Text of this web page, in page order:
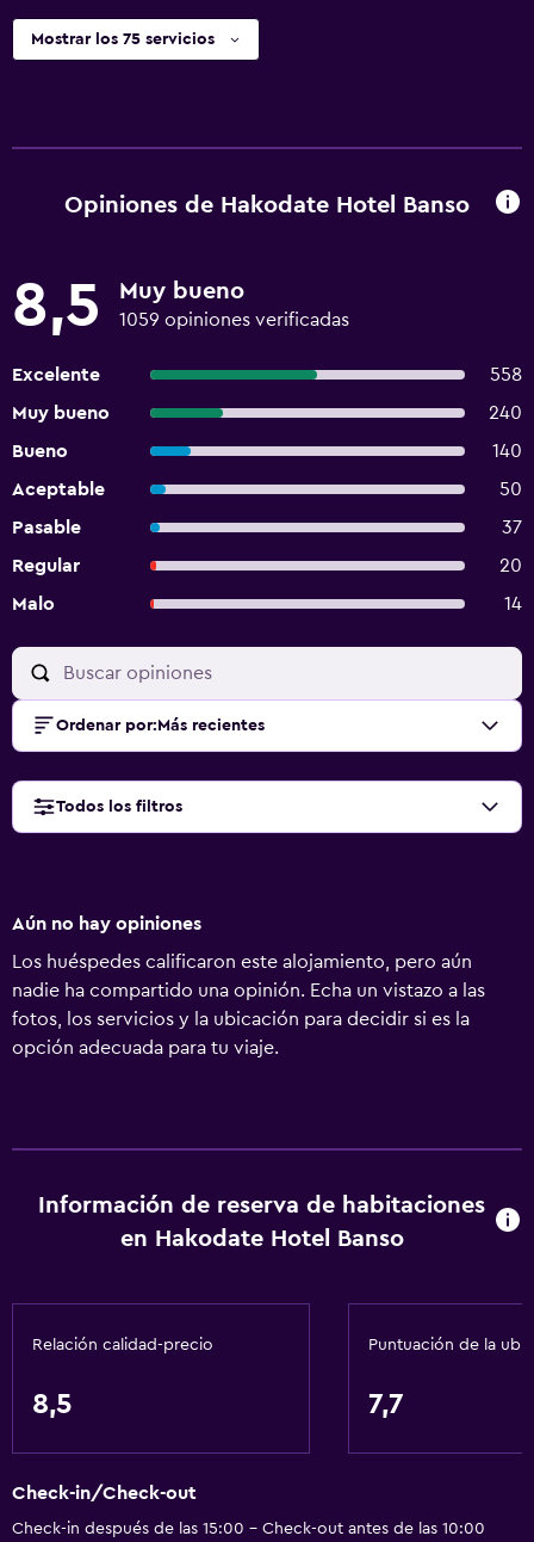
Mostrar los 75 servicios
Opiniones de Hakodate Hotel Banso
8,5 Muy bueno
1059 opiniones verificadas
Excelente
558
Muy bueno
240
Bueno
140
Aceptable
50
Pasable
37
Regular
20
Malo
14
Ordenar por: Más recientes
Todos los filtros
Aún no hay opiniones
Los huéspedes calificaron este alojamiento, pero aún
nadie ha compartido una opinión. Echa un vistazo a las
fotos, los servicios y la ubicación para decidir si es la
opción adecuada para tu viaje.
Información de reserva de habitaciones
en Hakodate Hotel Banso
Relación calidad-precio
8,5
Puntuación de la
7,7
Check-in/Check-out
Check-in después de las 15:00 - Check-out antes de las 10:00